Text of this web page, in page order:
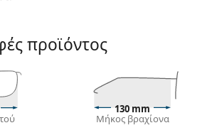
μάρκας από τη Βαρκελώνη.
ηλίου
του σκελετού ταιριάζει απόλυτα
χρώμα του δέρματος και τα ανοιχτά
καφέ ή μαύρα μαλλιά.
σκελετοί γυαλιών ηλίουείναι
προϊόντος
130 mm
Μήκος βραχίονα